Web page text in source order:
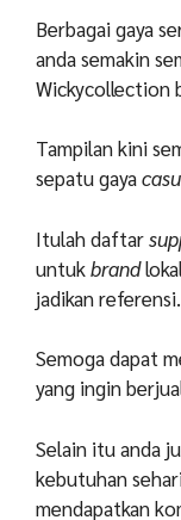
Berbagai gaya
anda semakin
Wickycollection
Tampilan kini
sepatu gaya
Itulah daftar
untukbrand
jadikan referensi.
Semoga dapat
yang ingin
Selain itu anda
kebutuhan
mendapatkan